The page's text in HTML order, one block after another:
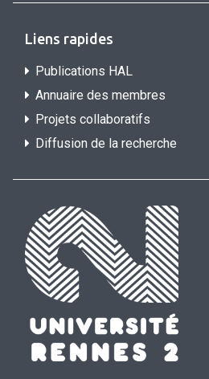
Liens rapides
Publications HAL
Annuaire des membres
Projets collaboratifs
Diffusion de la recherche